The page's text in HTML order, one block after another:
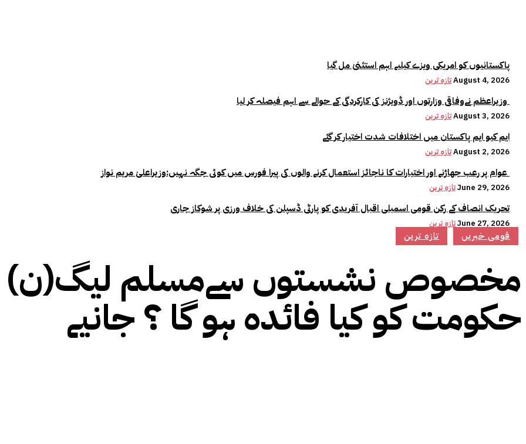
پاکستانیوں کو امریکی ویزے کیلیے اہم استثنیٰ مل گیا
تازہ ترینAugust 4, 2026
تازہ ترینAugust 3, 2026
ایم کیو ایم پاکستان میں اختلافات شدت اختیار کر گئے
تازہ ترینAugust 2, 2026
تازہ ترینJune 29, 2026
تحریک انصاف کے رکن قومی اسمبلی اقبال آفریدی کو پارٹی ڈسپلن کی خلاف ورزی پر شوکاز جاری
تازہ ترینJune 27, 2026
تازہ ترین قومی خبریں
مخصوص نشستوں سےمسلم لیگ(ن)
حکومت کو کیا فائدہ ہو گا ؟ جانیے